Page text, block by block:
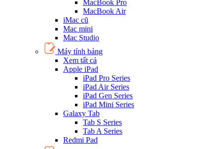
MacBook Pro
MacBook Air
iMac cũ
Mac mini
Mac Studio
Máy tính bảng
Xem tất cả
Apple iPad
iPad Pro Series
iPad Air Series
iPad Gen Series
iPad Mini Series
Galaxy Tab
Tab S Series
Tab A Series
Redmi Pad